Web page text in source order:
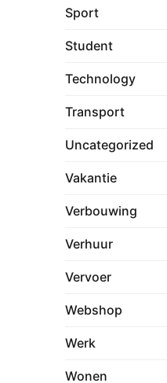
Sport
Student
Technology
Transport
Uncategorized
Vakantie
Verbouwing
Verhuur
Vervoer
Webshop
Werk
Wonen